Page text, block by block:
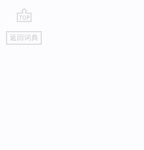
go
top
返回词典